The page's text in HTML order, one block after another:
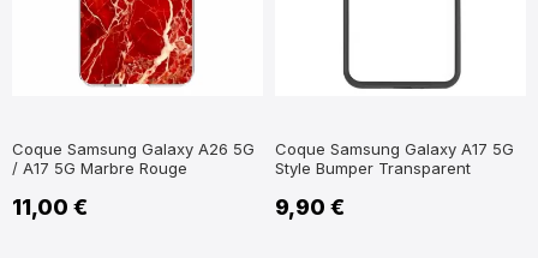
Coque Samsung Galaxy A26 5G
/ A17 5G Marbre Rouge
11,00 €
Coque Samsung Galaxy A17 5G
Style Bumper Transparent
9,90 €